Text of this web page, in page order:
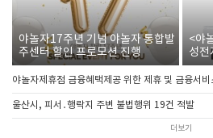
야놀자17주년 기념 야놀자 통합발
주센터 할인 프로모션 진행
<야
성전
야놀자제휴점 금융혜택제공 위한 제휴 및 금융서비
울산시, 피서․행락지 주변 불법행위 19건 적발
더보기